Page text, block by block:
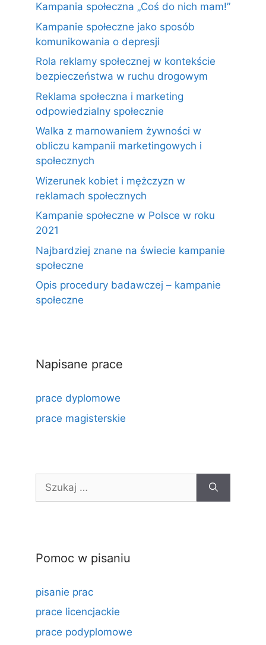
Kampania społeczna „Coś do nich mam!”
Kampanie społeczne jako sposób
komunikowania o depresji
Rola reklamy społecznej w kontekście
bezpieczeństwa w ruchu drogowym
Reklama społeczna i marketing
odpowiedzialny społecznie
Walka z marnowaniem żywności w
obliczu kampanii marketingowych i
społecznych
Wizerunek kobiet i mężczyzn w
reklamach społecznych
Kampanie społeczne w Polsce w roku
2021
Najbardziej znane na świecie kampanie
społeczne
Opis procedury badawczej – kampanie
społeczne
Napisane prace
prace dyplomowe
prace magisterskie
Pomoc w pisaniu
pisanie prac
prace licencjackie
prace podyplomowe